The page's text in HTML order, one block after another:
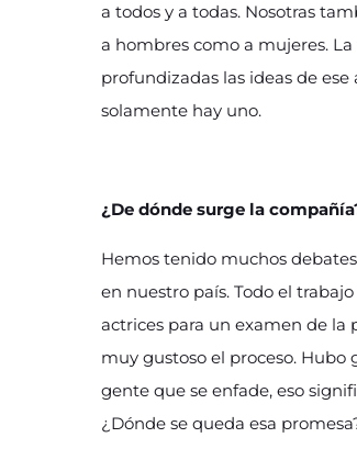
a todos y a todas. Nosotras
a hombres como a mujeres.
profundizadas las ideas de
solamente hay uno.
¿De dónde surge la
Hemos tenido muchos
en nuestro país. Todo el
actrices para un examen de la
muy gustoso el proceso.
gente que se enfade, eso
¿Dónde se queda esa